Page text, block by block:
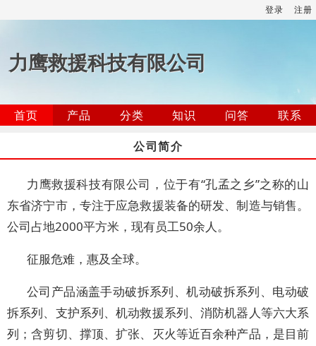
登录 注册
力鹰救援科技有限公司
首页 产品 分类 知识 问答
联系
公司简介
力鹰救援科技有限公司，位于有“孔孟之乡”之称的山
东省济宁市，专注于应急救援装备的研发、制造与销售。
公司占地2000平方米，现有员工50余人。
征服危难，惠及全球。
公司产品涵盖手动破拆系列、机动破拆系列、电动破
拆系列、支护系列、机动救援系列、消防机器人等六大系
列；含剪切、撑顶、扩张、灭火等近百余种产品，是目前